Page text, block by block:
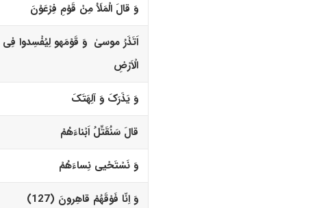
وَ قالَ الْمَلَاُ مِنْ قَوْمِ فِرْعَوْنَ
اَتَذَرُ موسیٰ وَ قَوْمَهولِیُفْسِدوا فِى
الْاَرْضِ
وَ یَذَرَکَ وَ آلِهَتَکَ
قالَ سَنُقَتِّلُ اَبْناءَهُمْ
وَ نَسْتَحْیى نِساءَهُمْ
وَ اِنّا فَوْقَهُمْ قاهِرونَ (127)‏